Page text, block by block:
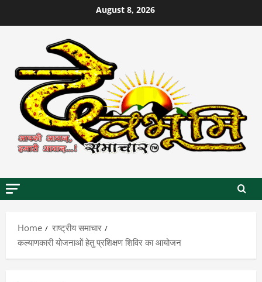
to
August 8, 2026
Home
राष्ट्रीय समाचार
कल्याणकारी योजनाओं हेतु प्रशिक्षण शिविर का आयोजन